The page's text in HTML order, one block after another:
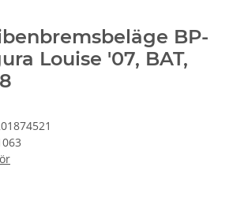
BP-
Louise '07, BAT,